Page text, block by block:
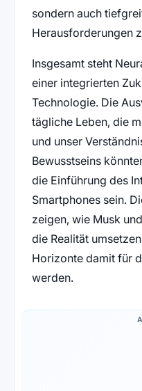
sondern auch
Herausforderungen
Insgesamt steht
einer integrierten
Technologie. Die
tägliche Leben, die
und unser
Bewusstseins
die Einführung des
Smartphones sein.
zeigen, wie Musk
die Realität
Horizonte damit für
werden.